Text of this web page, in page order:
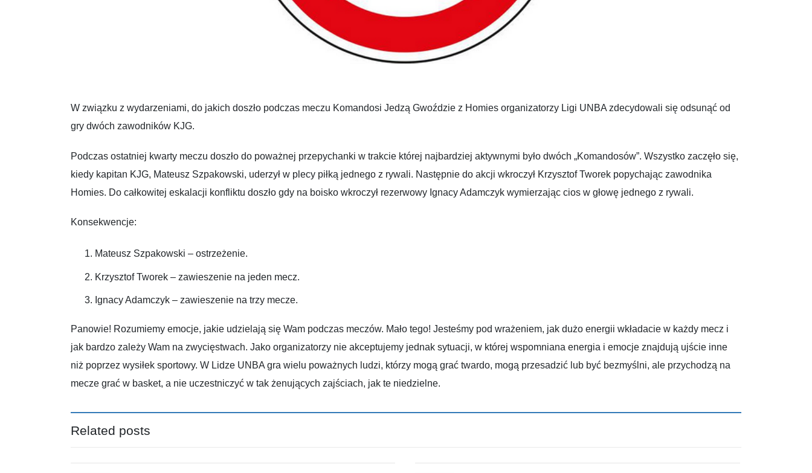
W związku z wydarzeniami, do jakich doszło podczas meczu Komandosi Jedzą Gwoździe z Homies organizatorzy Ligi UNBA zdecydowali się odsunąć od
gry dwóch zawodników KJG.
Podczas ostatniej kwarty meczu doszło do poważnej przepychanki w trakcie której najbardziej aktywnymi było dwóch „Komandosów”. Wszystko zaczęło się,
kiedy kapitan KJG, Mateusz Szpakowski, uderzył w plecy piłką jednego z rywali. Następnie do akcji wkroczył Krzysztof Tworek popychając zawodnika
Homies. Do całkowitej eskalacji konfliktu doszło gdy na boisko wkroczył rezerwowy Ignacy Adamczyk wymierzając cios w głowę jednego z rywali.
Konsekwencje:
Mateusz Szpakowski – ostrzeżenie.
Krzysztof Tworek – zawieszenie na jeden mecz.
Ignacy Adamczyk – zawieszenie na trzy mecze.
Panowie! Rozumiemy emocje, jakie udzielają się Wam podczas meczów. Mało tego! Jesteśmy pod wrażeniem, jak dużo energii wkładacie w każdy mecz i
jak bardzo zależy Wam na zwycięstwach. Jako organizatorzy nie akceptujemy jednak sytuacji, w której wspomniana energia i emocje znajdują ujście inne
niż poprzez wysiłek sportowy. W Lidze UNBA gra wielu poważnych ludzi, którzy mogą grać twardo, mogą przesadzić lub być bezmyślni, ale przychodzą na
mecze grać w basket, a nie uczestniczyć w tak żenujących zajściach, jak te niedzielne.
Related posts